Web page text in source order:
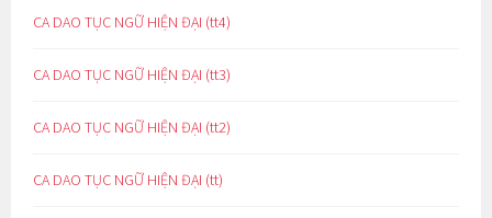
CA DAO TỤC NGỮ HIỆN ĐẠI (tt4)
CA DAO TỤC NGỮ HIỆN ĐẠI (tt3)
CA DAO TỤC NGỮ HIỆN ĐẠI (tt2)
CA DAO TỤC NGỮ HIỆN ĐẠI (tt)